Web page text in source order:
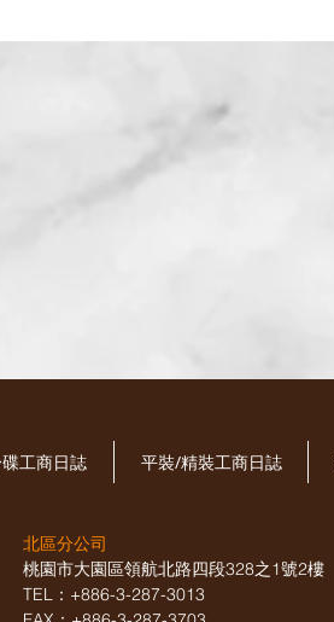
工商日誌 平裝/精裝工商日誌
北區分公司
桃園市大園區領航北路四段328之1號2樓
TEL：+886-3-287-3013